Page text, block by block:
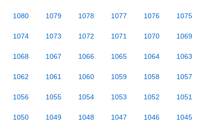
1080 1079 1078 1077 1076 1075
1074 1073 1072 1071 1070 1069
1068 1067 1066 1065 1064 1063
1062 1061 1060 1059 1058 1057
1056 1055 1054 1053 1052 1051
1050 1049 1048 1047 1046 1045